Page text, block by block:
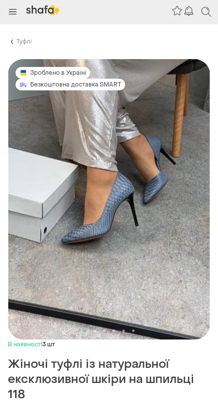
Туфлі
Зроблено в Україні
Безкоштовна доставка SMART
В наявності3 шт
Жіночі туфлі із натуральної
ексклюзивної шкіри на шпильці
118